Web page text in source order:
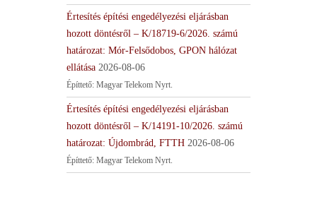
Értesítés építési engedélyezési eljárásban
hozott döntésről – K/18719-6/2026. számú
határozat: Mór-Felsődobos, GPON hálózat
ellátása 2026-08-06
Építtető: Magyar Telekom Nyrt.
Értesítés építési engedélyezési eljárásban
hozott döntésről – K/14191-10/2026. számú
határozat: Újdombrád, FTTH 2026-08-06
Építtető: Magyar Telekom Nyrt.